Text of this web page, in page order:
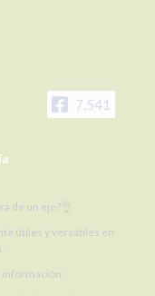
7,541
de un eje?👌
útiles y versátiles en
información: